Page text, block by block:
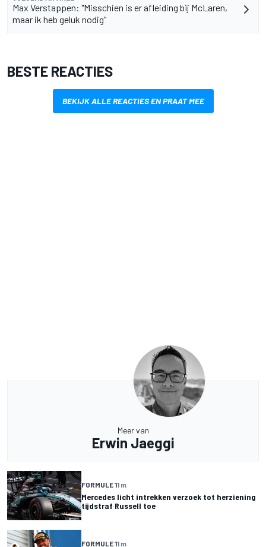
Max Verstappen: "Misschien is er afleiding bij McLaren,
maar ik heb geluk nodig"
BESTE REACTIES
BEKIJK ALLE REACTIES EN PRAAT MEE
Meer van
Erwin Jaeggi
FORMULE 11 m
Mercedes licht intrekken verzoek tot herziening
tijdstraf Russell toe
FORMULE 11 m